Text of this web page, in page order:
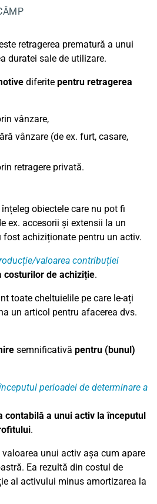
retragerea prematură a unui
duratei sale de utilizare.
diferite pentru retragerea
vânzare,
vânzare (de ex. furt, casare,
retragere privată.
obiectele care nu pot fi
ex. accesorii și extensii la un
fost achiziționate pentru un activ.
valoarea contribuției
costurilor de achiziție.
toate cheltuielile pe care le-ați
un articol pentru afacerea dvs.
semnificativă pentru (bunul)
perioadei de determinare a
contabilă a unui activ la începutul
.
unui activ așa cum apare
Ea rezultă din costul de
al activului minus amortizarea la